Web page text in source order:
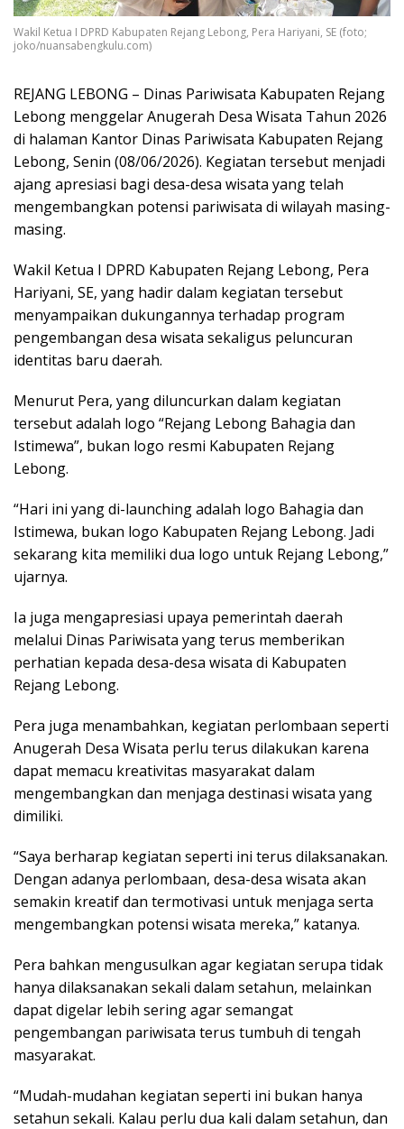
Wakil Ketua I DPRD Kabupaten Rejang Lebong, Pera Hariyani, SE (foto;
joko/nuansabengkulu.com)
REJANG LEBONG – Dinas Pariwisata Kabupaten Rejang
Lebong menggelar Anugerah Desa Wisata Tahun 2026
di halaman Kantor Dinas Pariwisata Kabupaten Rejang
Lebong, Senin (08/06/2026). Kegiatan tersebut menjadi
ajang apresiasi bagi desa-desa wisata yang telah
mengembangkan potensi pariwisata di wilayah masing-
masing.
Wakil Ketua I DPRD Kabupaten Rejang Lebong, Pera
Hariyani, SE, yang hadir dalam kegiatan tersebut
menyampaikan dukungannya terhadap program
pengembangan desa wisata sekaligus peluncuran
identitas baru daerah.
Menurut Pera, yang diluncurkan dalam kegiatan
tersebut adalah logo “Rejang Lebong Bahagia dan
Istimewa”, bukan logo resmi Kabupaten Rejang
Lebong.
“Hari ini yang di-launching adalah logo Bahagia dan
Istimewa, bukan logo Kabupaten Rejang Lebong. Jadi
sekarang kita memiliki dua logo untuk Rejang Lebong,”
ujarnya.
Ia juga mengapresiasi upaya pemerintah daerah
melalui Dinas Pariwisata yang terus memberikan
perhatian kepada desa-desa wisata di Kabupaten
Rejang Lebong.
Pera juga menambahkan, kegiatan perlombaan seperti
Anugerah Desa Wisata perlu terus dilakukan karena
dapat memacu kreativitas masyarakat dalam
mengembangkan dan menjaga destinasi wisata yang
dimiliki.
“Saya berharap kegiatan seperti ini terus dilaksanakan.
Dengan adanya perlombaan, desa-desa wisata akan
semakin kreatif dan termotivasi untuk menjaga serta
mengembangkan potensi wisata mereka,” katanya.
Pera bahkan mengusulkan agar kegiatan serupa tidak
hanya dilaksanakan sekali dalam setahun, melainkan
dapat digelar lebih sering agar semangat
pengembangan pariwisata terus tumbuh di tengah
masyarakat.
“Mudah-mudahan kegiatan seperti ini bukan hanya
setahun sekali. Kalau perlu dua kali dalam setahun, dan